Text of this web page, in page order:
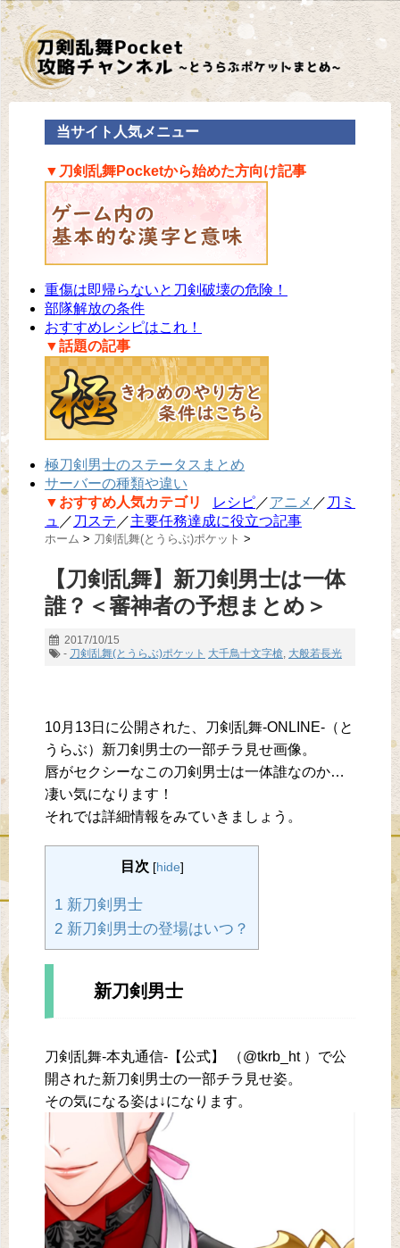
当サイト人気メニュー
▼刀剣乱舞Pocketから始めた方向け記事
重傷は即帰らないと刀剣破壊の危険！
部隊解放の条件
おすすめレシピはこれ！
▼話題の記事
極刀剣男士のステータスまとめ
サーバーの種類や違い
▼おすすめ人気カテゴリ
レシピ／アニメ ／ 刀ミ
ュ ／ 刀ステ ／主要任務達成に役立つ記事
ホーム > 刀剣乱舞(とうらぶ)ポケット >
【刀剣乱舞】新刀剣男士は一体
誰？＜審神者の予想まとめ＞
2017/10/15
- 刀剣乱舞(とうらぶ)ポケット 大千鳥十文字槍, 大般若長光
10月13日に公開された、刀剣乱舞-ONLINE-（と
うらぶ）新刀剣男士の一部チラ見せ画像。
唇がセクシーなこの刀剣男士は一体誰なのか…
凄い気になります！
それでは詳細情報をみていきましょう。
目次 [hide]
1 新刀剣男士
2 新刀剣男士の登場はいつ？
新刀剣男士
刀剣乱舞-本丸通信-【公式】‏ （@tkrb_ht ）で公
開された新刀剣男士の一部チラ見せ姿。
その気になる姿は↓になります。